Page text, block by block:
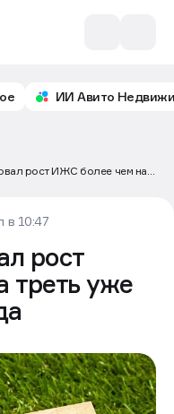
ИИ Авито
рост ИЖС более чем на
в 10:47
рост
треть уже